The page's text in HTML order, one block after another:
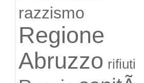
razzismo
Regione
Abruzzo rifiuti